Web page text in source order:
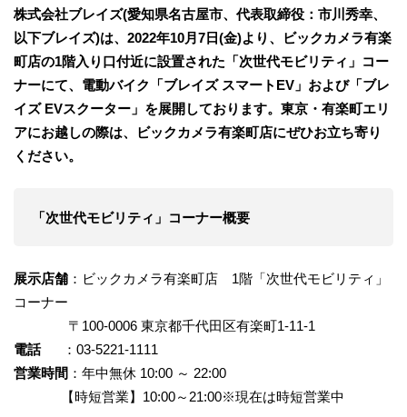
株式会社ブレイズ(愛知県名古屋市、代表取締役：市川秀幸、
以下ブレイズ)は、2022年10月7日(金)より、ビックカメラ有楽
町店の1階入り口付近に設置された「次世代モビリティ」コー
ナーにて、電動バイク「ブレイズ スマートEV」および「ブレ
イズ EVスクーター」を展開しております。東京・有楽町エリ
アにお越しの際は、ビックカメラ有楽町店にぜひお⽴ち寄り
ください。
「次世代モビリティ」コーナー概要
展示店舗 ：ビックカメラ有楽町店 1階「次世代モビリティ」
コーナー
〒100-0006 東京都千代田区有楽町1-11-1
電話：03-5221-1111
営業時間 ：年中無休 10:00 ～ 22:00
【時短営業】10:00～21:00※現在は時短営業中